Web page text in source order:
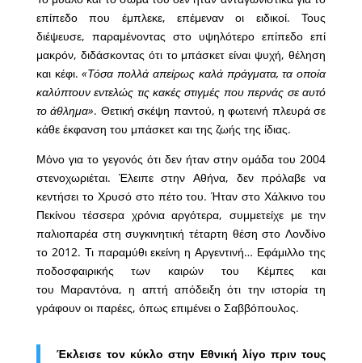
επίπεδο που έμπλεκε, επέμεναν οι ειδικοί. Τους
διέψευσε, παραμένοντας στο υψηλότερο επίπεδο επί
μακρόν, διδάσκοντας ότι το μπάσκετ είναι ψυχή, θέληση
και κέφι.«Τόσα πολλά απείρως καλά πράγματα, τα οποία
καλύπτουν εντελώς τις κακές στιγμές που περνάς σε αυτό
το άθλημα». Θετική σκέψη παντού, η φωτεινή πλευρά σε
κάθε έκφανση του μπάσκετ και της ζωής της ίδιας.
Μόνο για το γεγονός ότι δεν ήταν στην ομάδα του 2004
στενοχωριέται. Έλειπε στην Αθήνα, δεν πρόλαβε να
κεντήσει το Χρυσό στο πέτο του. Ήταν στο Χάλκινο του
Πεκίνου τέσσερα χρόνια αργότερα, συμμετείχε με την
παλιοπαρέα στη συγκινητική τέταρτη θέση στο Λονδίνο
το 2012. Τι παραμύθι εκείνη η Αργεντινή… Εφάμιλλο της
ποδοσφαιρικής των καιρών του Κέμπες και
του Μαραντόνα, η απτή απόδειξη ότι την ιστορία τη
γράφουν οι παρέες, όπως επιμένει ο Σαββόπουλος.
Έκλεισε τον κύκλο στην Εθνική λίγο πριν τους